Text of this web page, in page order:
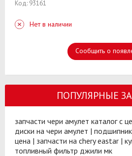
Код: 93161
Нет в наличии
Сообщить о
ПОПУЛЯРНЫЕ
запчасти чери амулет каталог с
диски на чери амулет |
цена | запчасти на chery eastar |
топливный фильтр джили мк